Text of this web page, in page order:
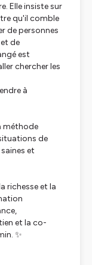
Elle insiste sur
qu'il comble
de personnes
de
est
chercher les
à
méthode
de
et
richesse et la
et la co-
✨